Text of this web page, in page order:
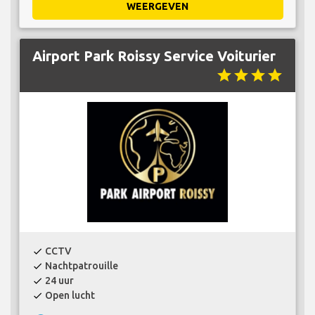
WEERGEVEN
Airport Park Roissy Service Voiturier
starstarstarstar
check CCTV
check Nachtpatrouille
check 24 uur
check Open lucht